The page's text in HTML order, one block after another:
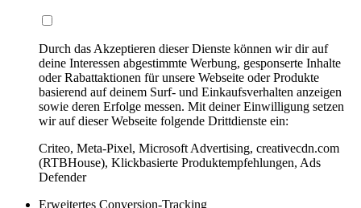
Durch das Akzeptieren dieser Dienste können wir dir auf
deine Interessen abgestimmte Werbung, gesponserte Inhalte
oder Rabattaktionen für unsere Webseite oder Produkte
basierend auf deinem Surf- und Einkaufsverhalten anzeigen
sowie deren Erfolge messen. Mit deiner Einwilligung setzen
wir auf dieser Webseite folgende Drittdienste ein:
Criteo, Meta-Pixel, Microsoft Advertising, creativecdn.com
(RTBHouse), Klickbasierte Produktempfehlungen, Ads
Defender
Erweitertes Conversion-Tracking